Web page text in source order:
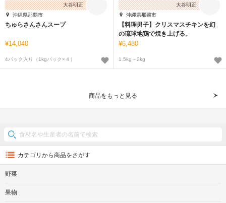
ちゅらさんさんスープ
14,040
4パック入り（1kgパック×４）
大谷明正
沖縄県那覇市
【料理男子】クリスマスチキンを幻
の琉球地鶏で焼き上げる。
6,480
1.5kg～2kg
大谷明正
沖縄県那覇市
商品をもっと見る
カテゴリから商品をさがす
野菜
果物